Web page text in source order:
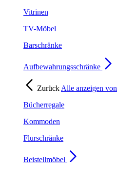
Vitrinen
TV-Möbel
Barschränke
Aufbewahrungsschränke
Zurück Alle anzeigen von
Bücherregale
Kommoden
Flurschränke
Beistellmöbel